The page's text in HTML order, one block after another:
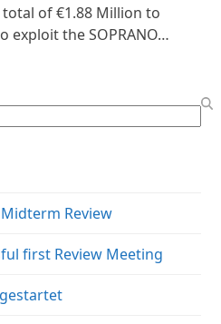
total of €1.88 Million to
exploit the SOPRANO…
Review
first Review Meeting